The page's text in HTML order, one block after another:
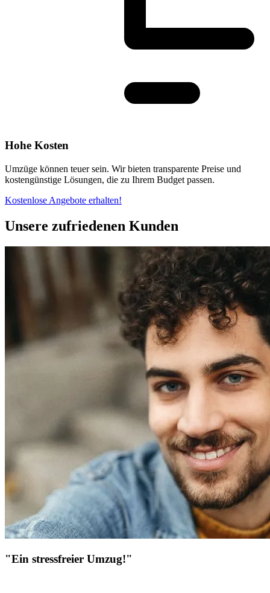
Hohe Kosten
Umzüge können teuer sein. Wir bieten transparente Preise und
kostengünstige Lösungen, die zu Ihrem Budget passen.
Kostenlose Angebote erhalten!
Unsere zufriedenen Kunden
"Ein stressfreier Umzug!"